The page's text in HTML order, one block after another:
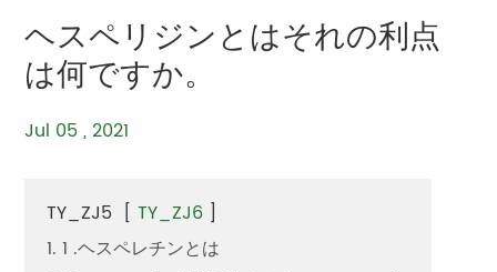
ヘスペリジンとはそれの利点
は何ですか。
Jul 05 , 2021
TY_ZJ5 [ TY_ZJ6 ]
1. 1 .ヘスペレチンとは